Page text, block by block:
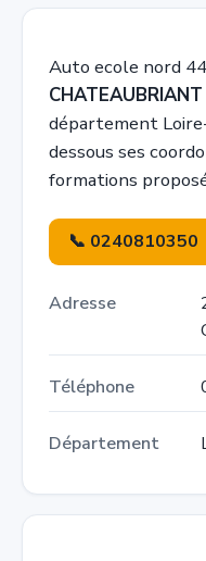
Auto ecole nord
CHATEAUBRIANT
département
dessous ses
formations
📞 0240810350
Adresse
Téléphone
Département